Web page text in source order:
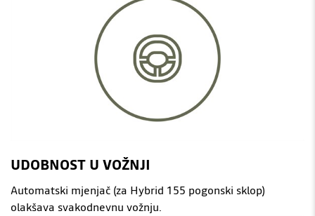
UDOBNOST U VOŽNJI
Automatski mjenjač (za Hybrid 155 pogonski sklop)
olakšava svakodnevnu vožnju.